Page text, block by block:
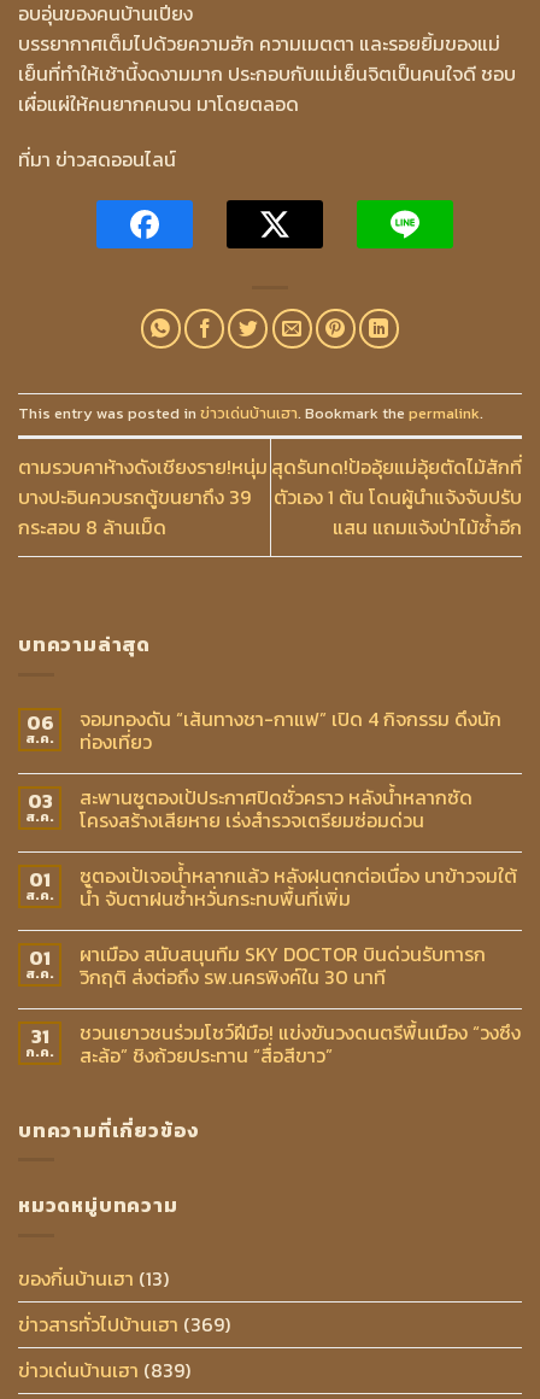
อบอุ่นของคนบ้านเปียง
บรรยากาศเต็มไปด้วยความฮัก ความเมตตา และรอยยิ้มของแม่
เย็นที่ทำให้เช้านี้งดงามมาก ประกอบกับแม่เย็นจิตเป็นคนใจดี ชอบ
เผื่อแผ่ให้คนยากคนจน มาโดยตลอด
ที่มา ข่าวสดออนไลน์
This entry was posted in ข่าวเด่นบ้านเฮา. Bookmark the permalink.
ตามรวบคาห้างดังเชียงราย!หนุ่ม
บางปะอินควบรถตู้ขนยาถึง 39
กระสอบ 8 ล้านเม็ด
สุดรันทด!ป้ออุ้ยแม่อุ้ยตัดไม้สักที่
ตัวเอง 1 ต้น โดนผู้นำแจ้งจับปรับ
แสน แถมแจ้งป่าไม้ซ้ำอีก
บทความล่าสุด
06
ส.ค.
จอมทองดัน “เส้นทางชา-กาแฟ” เปิด 4 กิจกรรม ดึงนัก
ท่องเที่ยว
03
ส.ค.
สะพานซูตองเป้ประกาศปิดชั่วคราว หลังน้ำหลากซัด
โครงสร้างเสียหาย เร่งสำรวจเตรียมซ่อมด่วน
01
ส.ค.
ซูตองเป้เจอน้ำหลากแล้ว หลังฝนตกต่อเนื่อง นาข้าวจมใต้
น้ำ จับตาฝนซ้ำหวั่นกระทบพื้นที่เพิ่ม
01
ส.ค.
ผาเมือง สนับสนุนทีม SKY DOCTOR บินด่วนรับทารก
วิกฤติ ส่งต่อถึง รพ.นครพิงค์ใน 30 นาที
31
ก.ค.
ชวนเยาวชนร่วมโชว์ฝีมือ! แข่งขันวงดนตรีพื้นเมือง “วงซึง
สะล้อ” ชิงถ้วยประทาน “สื่อสีขาว”
บทความที่เกี่ยวข้อง
หมวดหมู่บทความ
ของกิ๋นบ้านเฮา (13)
ข่าวสารทั่วไปบ้านเฮา (369)
ข่าวเด่นบ้านเฮา (839)